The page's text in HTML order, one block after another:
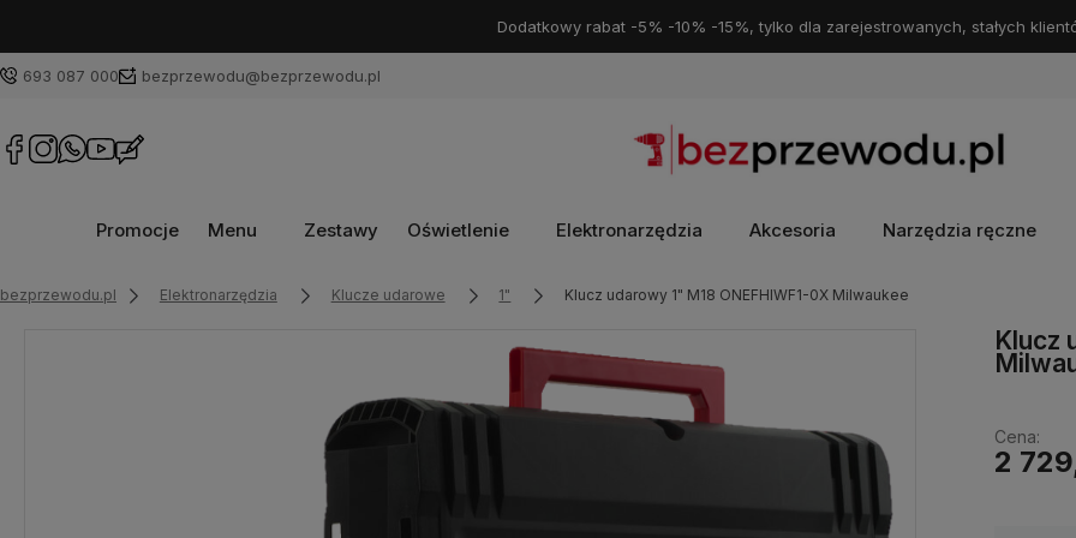
Dodatkowy rabat -5% -10% -15%, tylko dla zarejestrowanych, stałych
693 087 000 bezprzewodu@bezprzewodu.pl
Promocje Menu Zestawy Oświetlenie Elektronarzędzia Akcesoria Narzędzia ręczne
bezprzewodu.pl Elektronarzędzia Klucze udarowe 1" Klucz udarowy 1" M18 ONEFHIWF1-0X Milwaukee
Klucz
Cena:
2